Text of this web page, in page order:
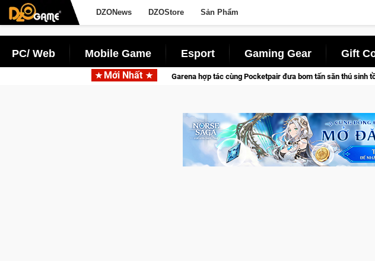
DZONews DZOStore Sản Phẩm
PC/ Web Mobile Game Esport Gaming Gear Gift
Mới Nhất
Garena hợp tác cùng Pocketpair đưa bom tấn săn thú sinh tồn lên di động với tên gọi Palworld Online